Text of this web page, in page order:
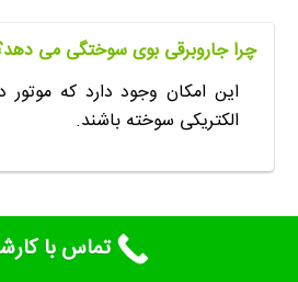
چرا جاروبرقی بوی سوختگی می
این امکان وجود دارد که
الکتریکی سوخته باشند.
تماس با